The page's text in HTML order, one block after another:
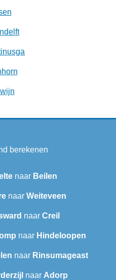
berekenen
naar Beilen
naar Weiteveen
naar Creil
naar Hindeloopen
naar Rinsumageast
naar Adorp